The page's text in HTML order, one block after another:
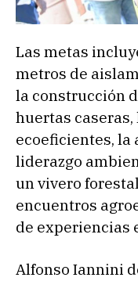
Las metas
metros de
la construcción
huertas
ecoeficientes, la
liderazgo
un vivero
encuentros
de experiencias
Alfonso Iannini